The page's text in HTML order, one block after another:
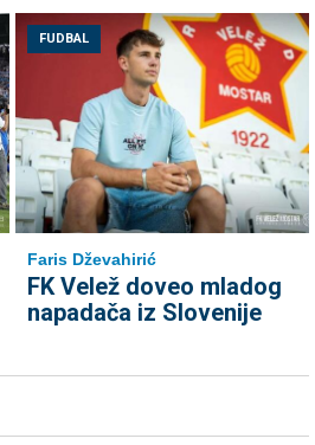
FUDBAL
Faris Dževahirić
FK Velež doveo mladog
napadača iz Slovenije